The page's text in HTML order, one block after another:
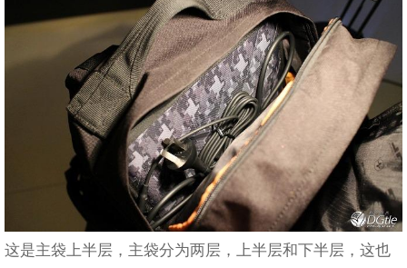
这是主袋上半层，主袋分为两层，上半层和下半层，这也